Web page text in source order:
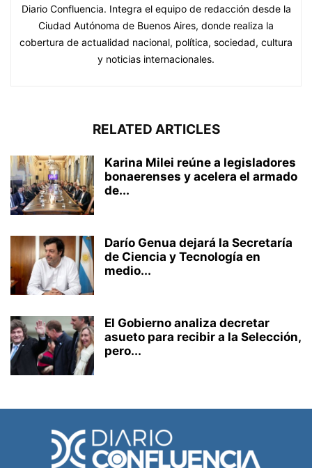
Diario Confluencia. Integra el equipo de redacción desde la
Ciudad Autónoma de Buenos Aires, donde realiza la
cobertura de actualidad nacional, política, sociedad, cultura
y noticias internacionales.
RELATED ARTICLES
Karina Milei reúne a legisladores
bonaerenses y acelera el armado
de...
Darío Genua dejará la Secretaría
de Ciencia y Tecnología en
medio...
El Gobierno analiza decretar
asueto para recibir a la Selección,
pero...